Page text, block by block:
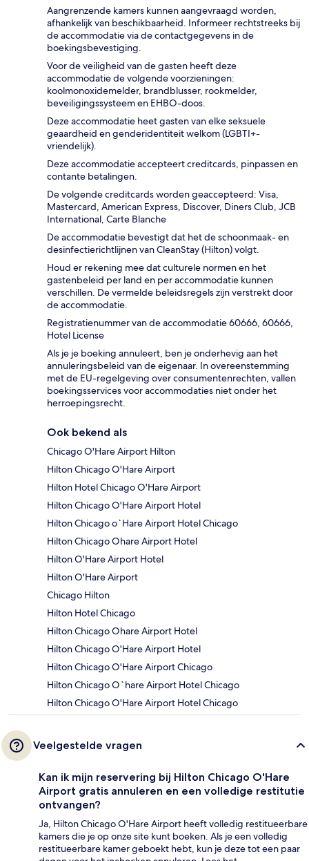
Aangrenzende kamers kunnen aangevraagd worden,
afhankelijk van beschikbaarheid. Informeer rechtstreeks bij
de accommodatie via de contactgegevens in de
boekingsbevestiging.
Voor de veiligheid van de gasten heeft deze
accommodatie de volgende voorzieningen:
koolmonoxidemelder, brandblusser, rookmelder,
beveiligingssysteem en EHBO-doos.
Deze accommodatie heet gasten van elke seksuele
geaardheid en genderidentiteit welkom (LGBTI+-
vriendelijk).
Deze accommodatie accepteert creditcards, pinpassen en
contante betalingen.
De volgende creditcards worden geaccepteerd: Visa,
Mastercard, American Express, Discover, Diners Club, JCB
International, Carte Blanche
De accommodatie bevestigt dat het de schoonmaak- en
desinfectierichtlijnen van CleanStay (Hilton) volgt.
Houd er rekening mee dat culturele normen en het
gastenbeleid per land en per accommodatie kunnen
verschillen. De vermelde beleidsregels zijn verstrekt door
de accommodatie.
Registratienummer van de accommodatie 60666, 60666,
Hotel License
Als je je boeking annuleert, ben je onderhevig aan het
annuleringsbeleid van de eigenaar. In overeenstemming
met de EU-regelgeving over consumentenrechten, vallen
boekingsservices voor accommodaties niet onder het
herroepingsrecht.
Ook bekend als
Chicago O'Hare Airport Hilton
Hilton Chicago O'Hare Airport
Hilton Hotel Chicago O'Hare Airport
Hilton Chicago O'Hare Airport Hotel
Hilton Chicago o`Hare Airport Hotel Chicago
Hilton Chicago Ohare Airport Hotel
Hilton O'Hare Airport Hotel
Hilton O'Hare Airport
Chicago Hilton
Hilton Hotel Chicago
Hilton Chicago Ohare Airport Hotel
Hilton Chicago O'Hare Airport Hotel
Hilton Chicago O'Hare Airport Chicago
Hilton Chicago O`hare Airport Hotel Chicago
Hilton Chicago O'Hare Airport Hotel Chicago
Veelgestelde vragen
Kan ik mijn reservering bij Hilton Chicago O'Hare
Airport gratis annuleren en een volledige restitutie
ontvangen?
Ja, Hilton Chicago O'Hare Airport heeft volledig restitueerbare
kamers die je op onze site kunt boeken. Als je een volledig
restitueerbare kamer geboekt hebt, kun je deze tot een paar